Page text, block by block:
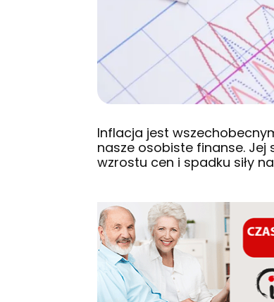
Inflacja jest
nasze osobiste finanse.
wzrostu cen i spadku siły